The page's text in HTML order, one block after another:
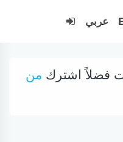
عربي
فضلاً اشترك من